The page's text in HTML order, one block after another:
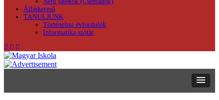
Álláskereső
TANULJUNK
Történelmi évfordulók
Informatika szótár